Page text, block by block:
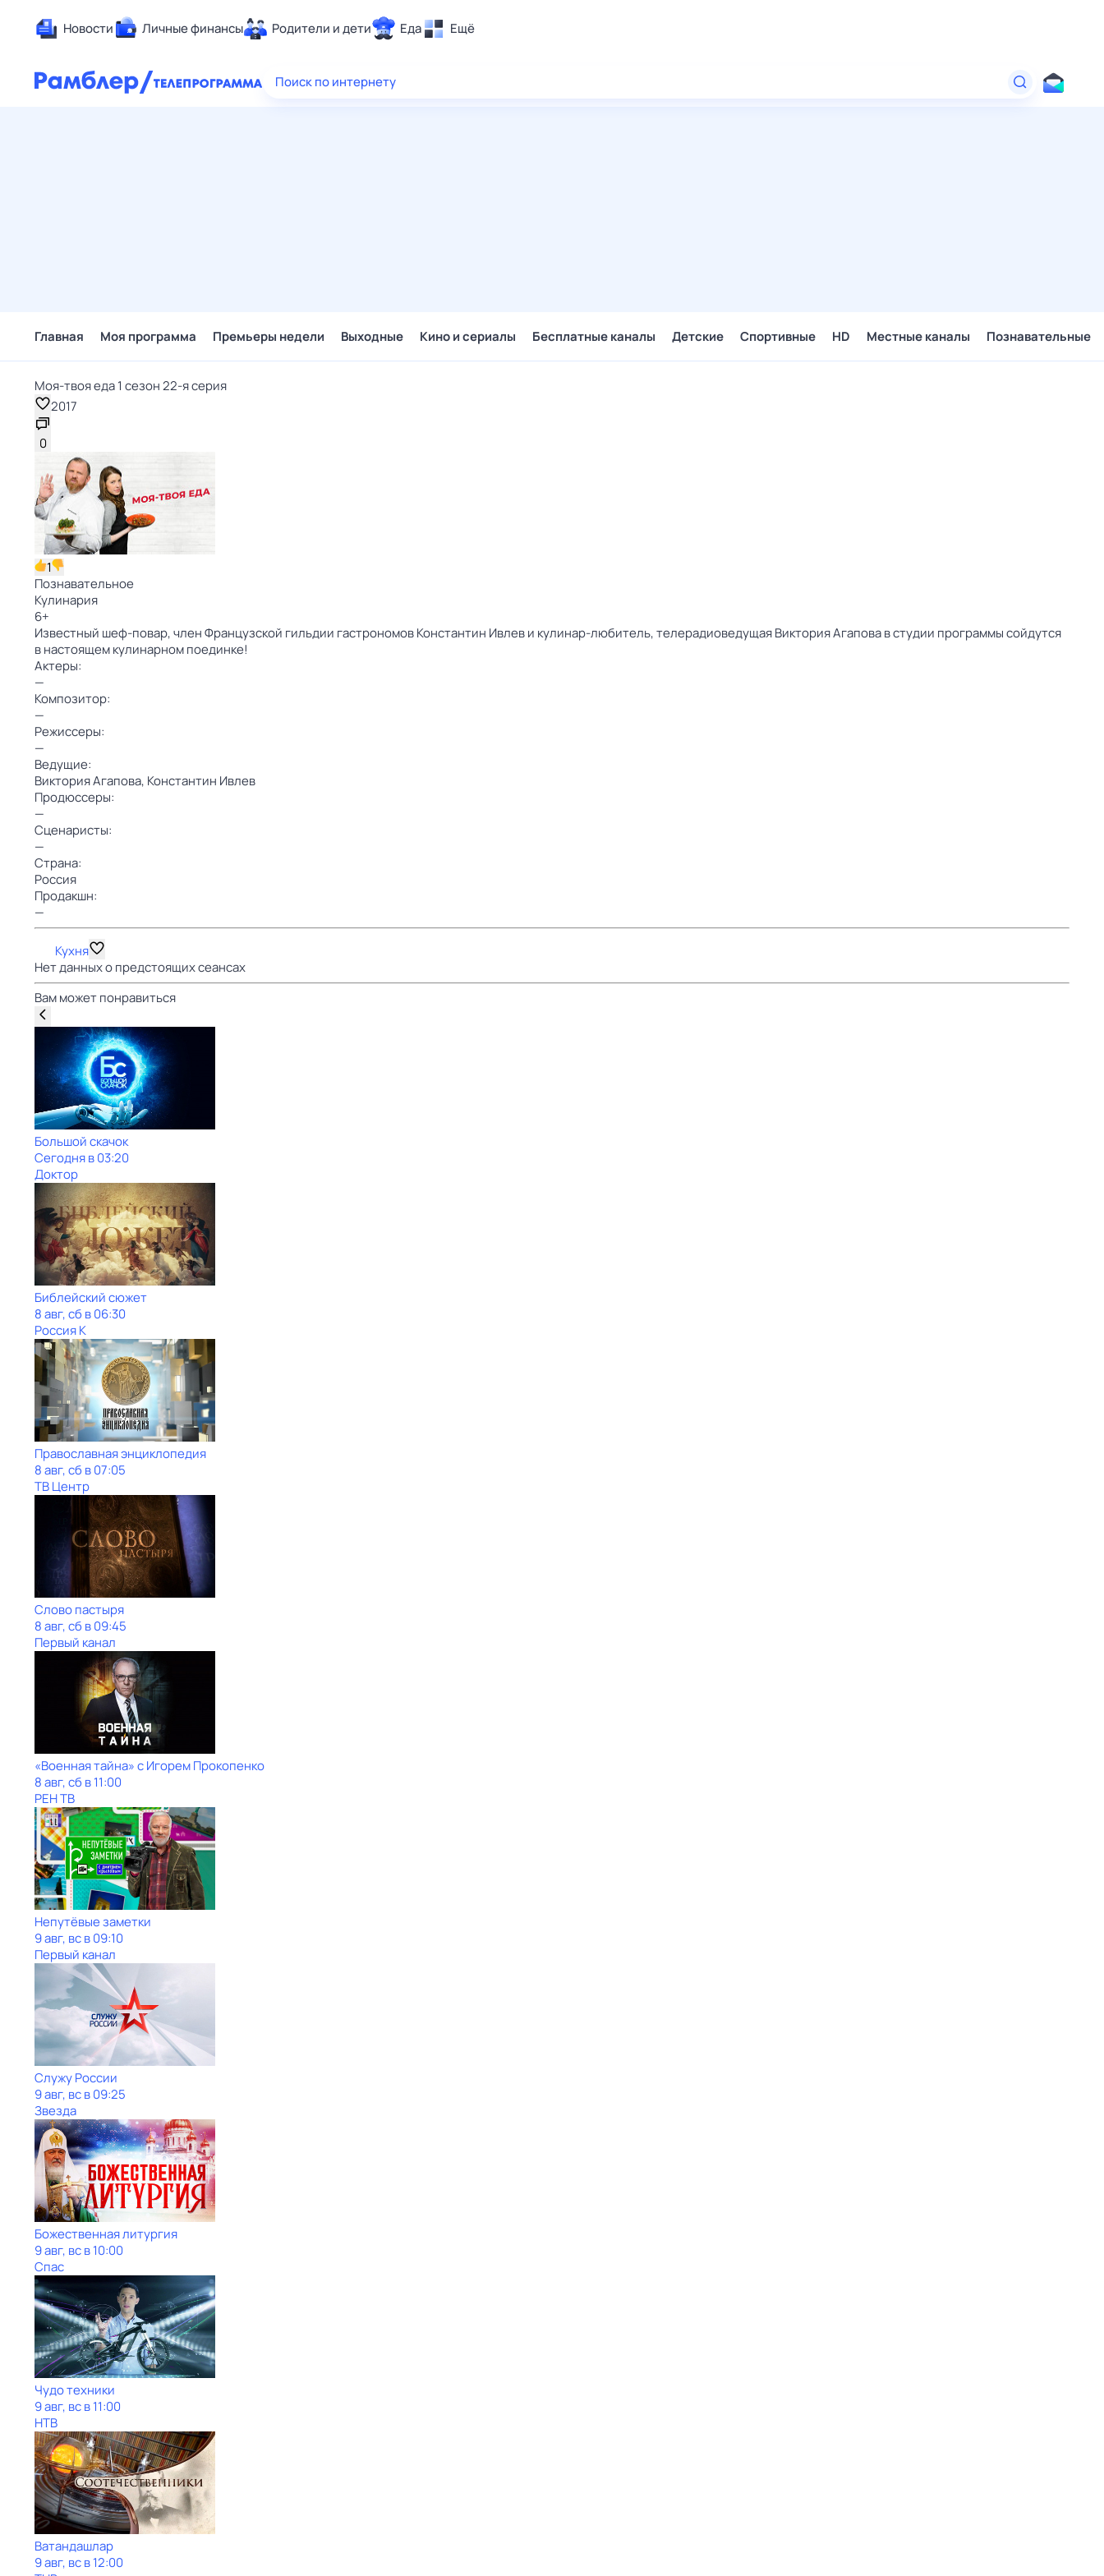
Новости Личные финансы Родители и дети Еда Ещё
Здоровье
Поиск по интернету
Главная Моя программа Премьеры недели Выходные Кино и сериалы Бесплатные каналы Детские Спортивные HD Местные каналы Познавательные
Моя-твоя еда 1 сезон 22-я серия
2017
0
1
Познавательное
Кулинария
6+
Известный шеф-повар, член Французской гильдии гастрономов Константин Ивлев и кулинар-любитель, телерадиоведущая Виктория Агапова в студии программы сойдутся
в настоящем кулинарном поединке!
Актеры:
—
Композитор:
—
Режиссеры:
—
Ведущие:
Виктория Агапова, Константин Ивлев
Продюссеры:
—
Сценаристы:
—
Страна:
Россия
Продакшн:
—
Кухня
Нет данных о предстоящих сеансах
Вам может понравиться
Большой скачок
Сегодня в 03:20
Доктор
Библейский сюжет
8 авг, сб в 06:30
Россия К
Православная энциклопедия
8 авг, сб в 07:05
ТВ Центр
Слово пастыря
8 авг, сб в 09:45
Первый канал
«Военная тайна» с Игорем Прокопенко
8 авг, сб в 11:00
РЕН ТВ
Непутёвые заметки
9 авг, вс в 09:10
Первый канал
Служу Рoсcии
9 авг, вс в 09:25
Звезда
Божественная литургия
9 авг, вс в 10:00
Спас
Чудо техники
9 авг, вс в 11:00
НТВ
Ватандашлар
9 авг, вс в 12:00